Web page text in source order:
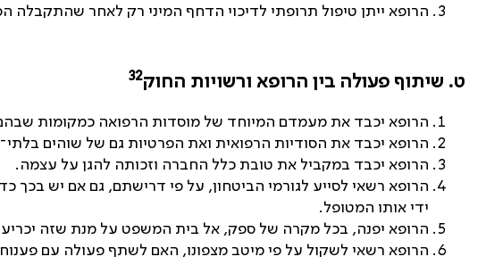
הרופא ייתן טיפול תרופתי לדיכוי הדחף המיני רק לאחר
ט. שיתוף פעולה בין הרופא ורשויות החוק32
הרופא יכבד את מעמדם המיוחד של מוסדות הרפואה כמקומות
הרופא יכבד את הסודיות הרפואית ואת הפרטיות גם של שוהים בלתי־
הרופא יכבד במקביל את טובת כלל החברה וזכותה להגן על עצמה.
הרופא רשאי לסייע לגורמי הביטחון, על פי דרישתם, גם אם יש בכך
ידי אותו המטופל.
הרופא יפנה, בכל מקרה של ספק, אל בית המשפט על מנת שזה יכריע
הרופא רשאי לשקול על פי מיטב מצפונו, האם לשתף פעולה עם